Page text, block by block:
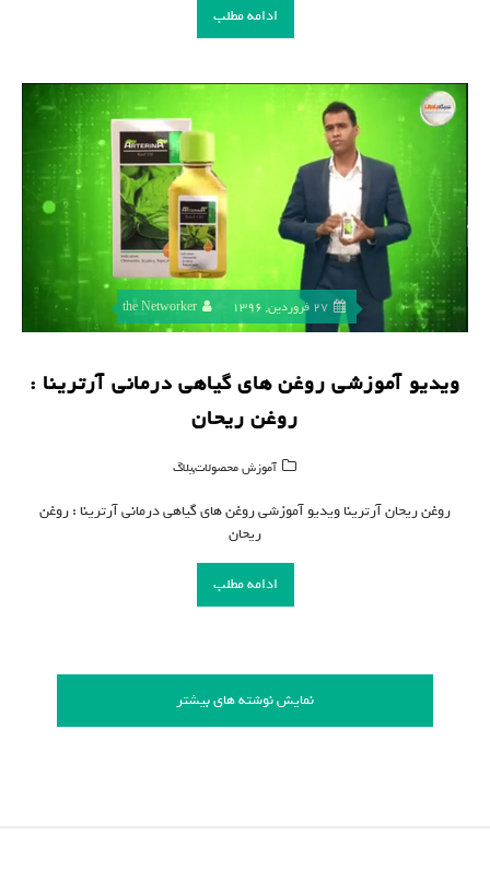
ادامه مطلب
27 فروردین, 1396 the Networker
ویدیو آموزشی روغن های گیاهی درمانی آرترینا :
روغن ریحان
آموزش محصولات,بلاگ
روغن ریحان آرترینا ویدیو آموزشی روغن های گیاهی درمانی آرترینا : روغن
ریحان
ادامه مطلب
نمایش نوشته های بیشتر